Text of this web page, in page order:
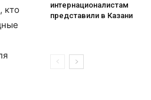
кто
интернационалистам
представили в Казани